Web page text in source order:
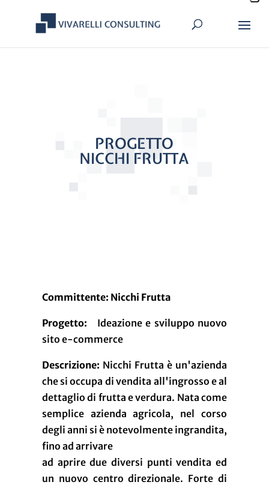
PROGETTO
NICCHI FRUTTA
Committente: Nicchi Frutta
Progetto:
Ideazione e sviluppo nuovo
sito e-commerce
Descrizione: Nicchi Frutta è un'azienda
che si occupa di vendita all'ingrosso e al
dettaglio di frutta e verdura. Nata come
semplice azienda agricola, nel corso
degli anni si è notevolmente ingrandita,
fino ad arrivare
ad aprire due diversi punti vendita ed
un nuovo centro direzionale. Forte di